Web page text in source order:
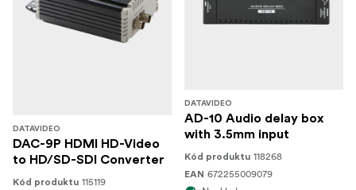
DATAVIDEO
DAC-9P HDMI HD-Video
to HD/SD-SDI Converter
Kód produktu 115119
DATAVIDEO
AD-10 Audio delay box
with 3.5mm input
Kód produktu 118268
EAN 672255009079